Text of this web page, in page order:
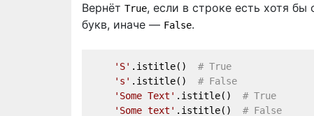
Вернёт True, если в строке есть хотя бы
букв, иначе — False.
'S' .istitle() # True
's' .istitle() # False
'Some Text' .istitle() # True
'Some text' .istitle() # False